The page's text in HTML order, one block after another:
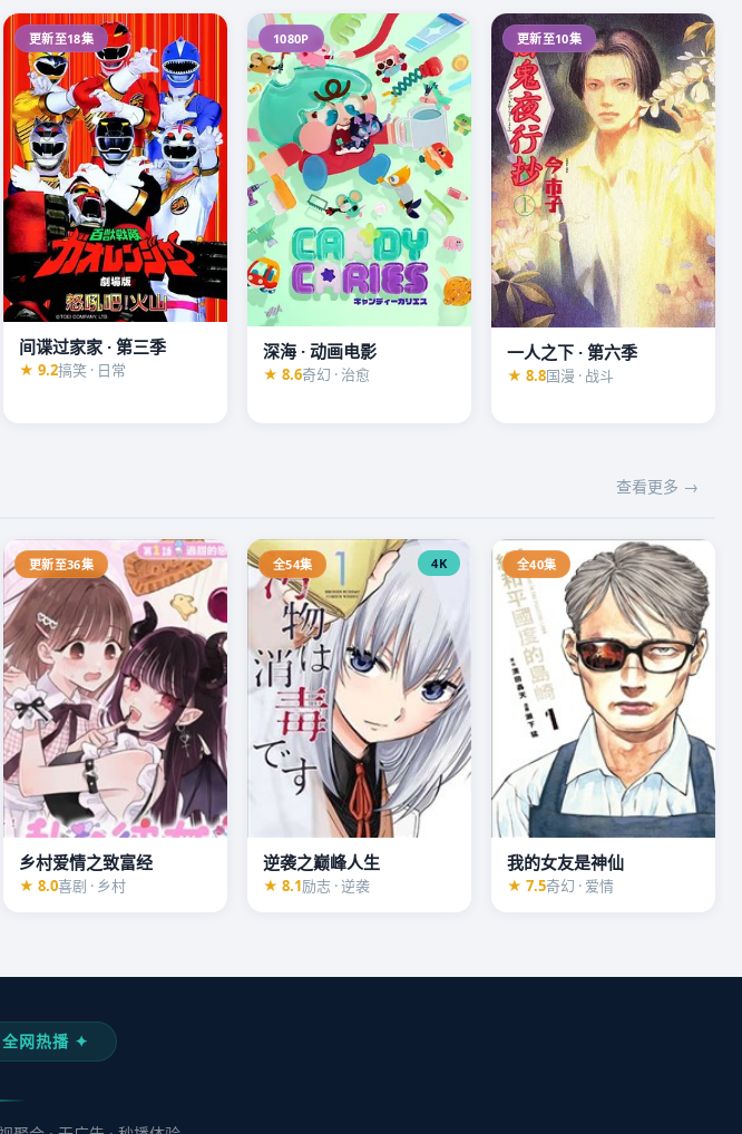
更新至18集
间谍过家家 · 第三季
★ 9.2搞笑 · 日常
1080P
深海 · 动画电影
★ 8.6奇幻 · 治愈
更新至10集
一人之下 · 第六季
★ 8.8国漫 · 战斗
查看更多 →
更新至36集
乡村爱情之致富经
★ 8.0喜剧 · 乡村
全54集 4K
逆袭之巅峰人生
★ 8.1励志 · 逆袭
全40集
我的女友是神仙
★ 7.5奇幻 · 爱情
网热播 ✦